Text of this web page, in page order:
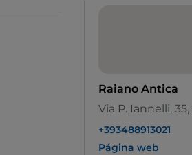
Raiano Antica
Via P. Iannelli,
+393488913021
Página web